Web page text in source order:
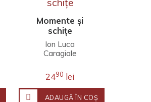
Momente și
schițe
Ion Luca
Caragiale
2490 lei
ADAUGĂ ÎN COŞ